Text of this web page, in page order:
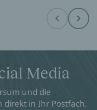
Before Next
Media
und die
in Ihr Postfach.